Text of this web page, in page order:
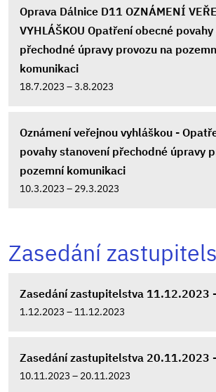
Oprava Dálnice D11 OZNÁMENÍ
VYHLÁŠKOU Opatření obecné
přechodné úpravy provozu na
komunikaci
18.7.2023 – 3.8.2023
Oznámení veřejnou vyhláškou -
povahy stanovení přechodné úpravy
pozemní komunikaci
10.3.2023 – 29.3.2023
Zasedání
Zasedání zastupitelstva 11.12.2023
1.12.2023 – 11.12.2023
Zasedání zastupitelstva 20.11.2023
10.11.2023 – 20.11.2023